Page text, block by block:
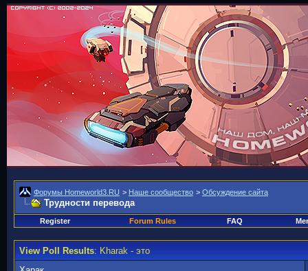
Форумы Homeworld3.RU > Наше сообщество > Обсуждение сайта
Трудности перевода
Register Forum Rules FAQ
View Poll Results: Kharak - это